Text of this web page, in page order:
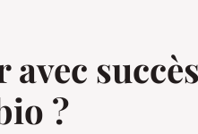
?